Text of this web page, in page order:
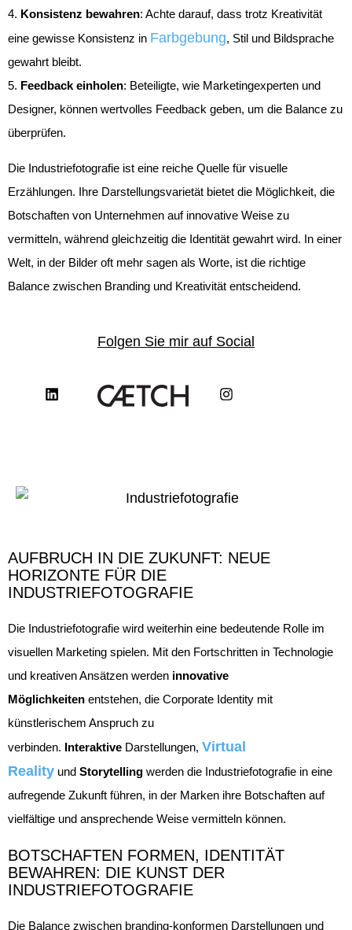
Konsistenz bewahren: Achte darauf, dass trotz Kreativität
eine gewisse Konsistenz in Farbgebung, Stil und Bildsprache
gewahrt bleibt.
Feedback einholen: Beteiligte, wie Marketingexperten und
Designer, können wertvolles Feedback geben, um die Balance zu
überprüfen.
Die Industriefotografie ist eine reiche Quelle für visuelle
Erzählungen. Ihre Darstellungsvarietät bietet die Möglichkeit, die
Botschaften von Unternehmen auf innovative Weise zu
vermitteln, während gleichzeitig die Identität gewahrt wird. In einer
Welt, in der Bilder oft mehr sagen als Worte, ist die richtige
Balance zwischen Branding und Kreativität entscheidend.
Folgen Sie mir auf Social
AUFBRUCH IN DIE ZUKUNFT: NEUE
HORIZONTE FÜR DIE
INDUSTRIEFOTOGRAFIE
Die Industriefotografie wird weiterhin eine bedeutende Rolle im
visuellen Marketing spielen. Mit den Fortschritten in Technologie
und kreativen Ansätzen werden innovative
Möglichkeiten entstehen, die Corporate Identity mit
künstlerischem Anspruch zu
verbinden. Interaktive Darstellungen, Virtual
Reality und Storytelling werden die Industriefotografie in eine
aufregende Zukunft führen, in der Marken ihre Botschaften auf
vielfältige und ansprechende Weise vermitteln können.
BOTSCHAFTEN FORMEN, IDENTITÄT
BEWAHREN: DIE KUNST DER
INDUSTRIEFOTOGRAFIE
Die Balance zwischen branding-konformen Darstellungen und